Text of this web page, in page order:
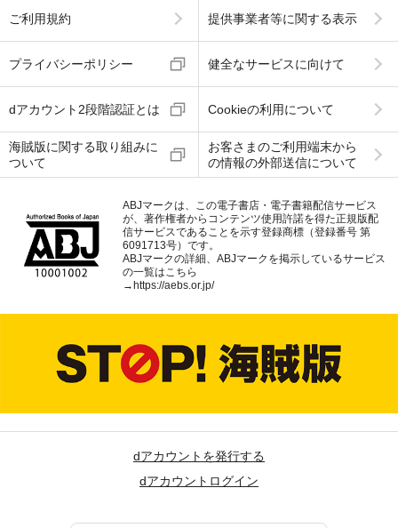
ご利用規約 提供事業者等に関する表示
プライバシーポリシー 健全なサービスに向けて
dアカウント2段階認証とは Cookieの利用について
海賊版に関する取り組みに
ついて
お客さまのご利用端末から
の情報の外部送信について
ABJマークは、この電子書店・電子書籍配信サービス
が、著作権者からコンテンツ使用許諾を得た正規版配
信サービスであることを示す登録商標（登録番号 第
6091713号）です。
ABJマークの詳細、ABJマークを掲示しているサービス
の一覧はこちら
→ https://aebs.or.jp/
dアカウントを発行する
dアカウントログイン